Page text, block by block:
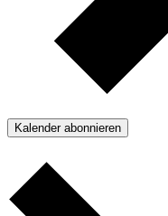
Kalender abonnieren